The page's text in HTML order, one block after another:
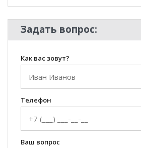
Задать вопрос:
Как вас зовут?
Телефон
Ваш вопрос